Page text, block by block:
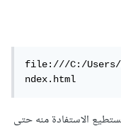
file:///C:/Users/
ndex.html
الاستفادة منه حتى